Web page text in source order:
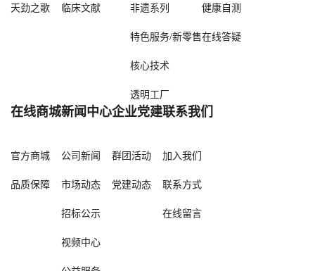
天劲之歌 临床文献 非遗系列
特色服务/新零售
核心技术
透明工厂
健康自测
在线答疑
在线商城
官方商城
品质保障
新闻中心
公司新闻
市场动态
招标公示
视频中心
企业党建
群团活动
党建动态
联系我们
加入我们
联系方式
在线留言